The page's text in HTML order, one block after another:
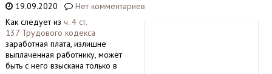
19.09.2020 Нет комментариев
Как следует из ч. 4 ст.
137 Трудового кодекса
заработная плата, излишне
выплаченная работнику, может
быть с него взыскана только в